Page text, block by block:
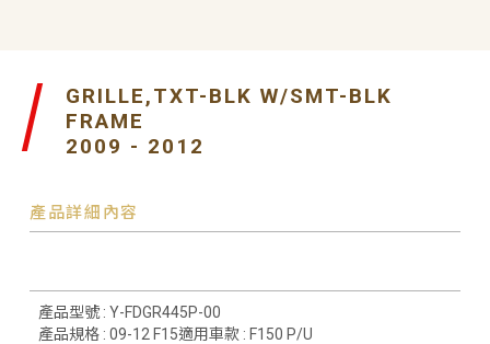
GRILLE,TXT-BLK W/SMT-BLK
FRAME
2009 - 2012
產品詳細內容
產品型號 : Y-FDGR445P-00
產品規格 : 09-12 F15適用車款 : F150 P/U